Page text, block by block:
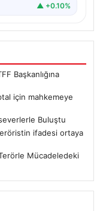
▲ +0.10%
Başkanlığına
için mahkemeye
Buluştu
ifadesi ortaya
Mücadeledeki